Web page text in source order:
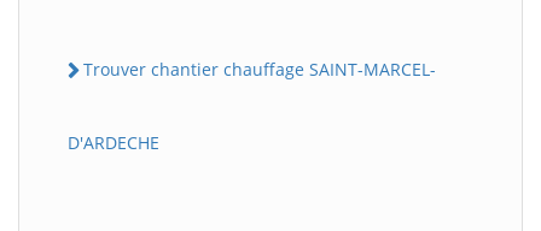
Trouver chantier chauffage SAINT-MARCEL-
D'ARDECHE